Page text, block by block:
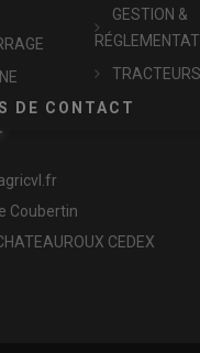
GESTION &
DE CONTACT
Coubertin
CEDEX